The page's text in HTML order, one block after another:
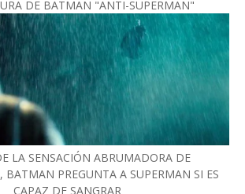
DE BATMAN "ANTI-SUPERMAN"
LA SENSACIÓN ABRUMADORA DE
BATMAN PREGUNTA A SUPERMAN SI ES
CAPAZ DE SANGRAR